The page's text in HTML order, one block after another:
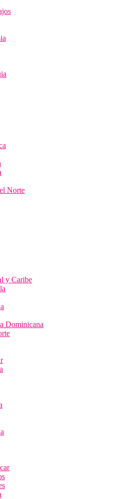
Norte
y Caribe
Dominicana